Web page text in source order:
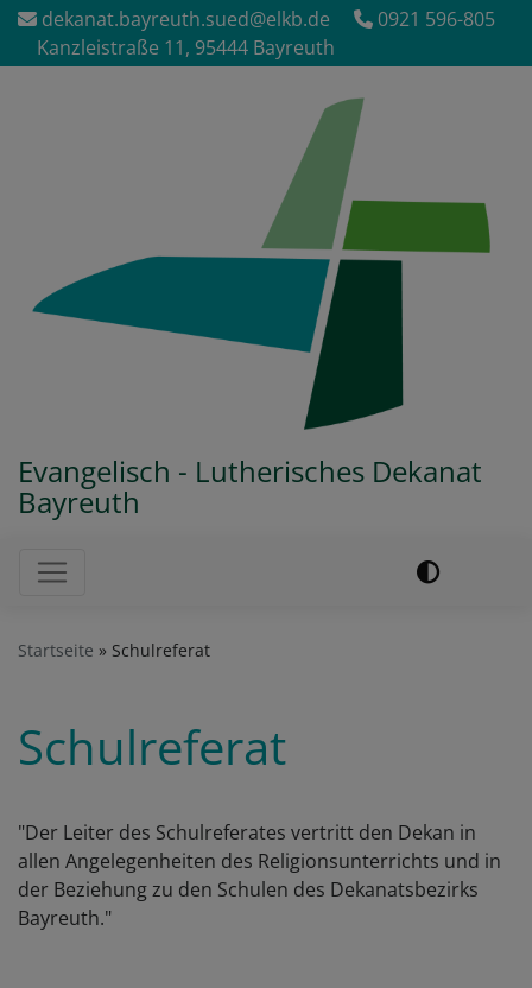
Direkt
zum
Inhalt
dekanat.bayreuth.sued@elkb.de
0921 596-805
Kanzleistraße 11, 95444 Bayreuth
Evangelisch - Lutherisches Dekanat
Bayreuth
Hauptnavigation
Startseite Schulreferat
Schulreferat
"Der Leiter des Schulreferates vertritt den Dekan in
allen Angelegenheiten des Religionsunterrichts und in
der Beziehung zu den Schulen des Dekanatsbezirks
Bayreuth."